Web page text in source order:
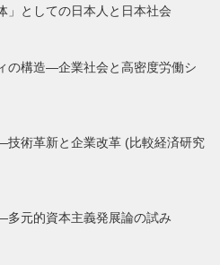
」としての日本人と日本社会
の構造―企業社会と高密度労働シ
技術革新と企業改革 (比較経済研究
多元的資本主義発展論の試み